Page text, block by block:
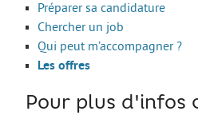
Bafa et animation
La formation continue
Métiers en uniforme
Année de Césure
Préparer sa candidature
Chercher un job
Qui peut m’accompagner ?
Les offres
Pour plus d'infos